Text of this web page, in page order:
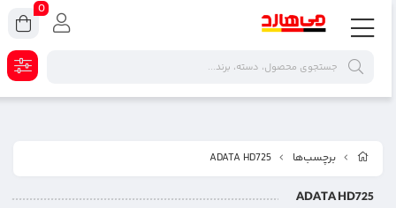
برچسب‌ها ADATA HD725
ADATA HD725
0